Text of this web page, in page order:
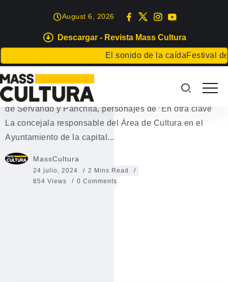
Descargar - Revista Mass Cultura
El sonido de la caídaFestival de
August 6, 2026
EVENTOS
Servando y Panchita en Arrecife
Cultura Arrecife trae este viernes a La Plazuela el humor
de Servando y Panchita, personajes de ‘En otra clave’
La concejala responsable del Área de Cultura en el
Ayuntamiento de la capital...
MassCultura
24 julio, 2024
2 Mins Read
854 Views
0 Comments